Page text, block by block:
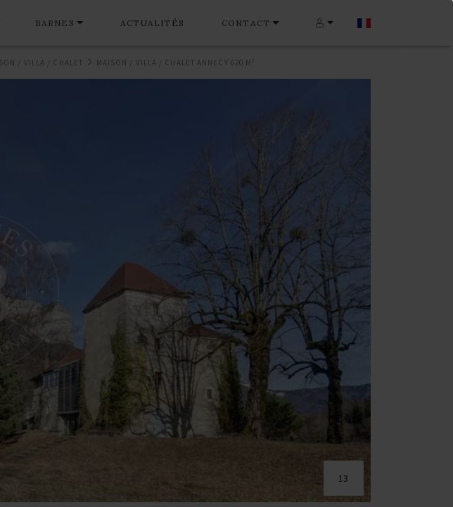
BARNES ACTUALITÉS CONTACT
/ VILLA / CHALET MAISON / VILLA / CHALET ANNECY 620 M²
13